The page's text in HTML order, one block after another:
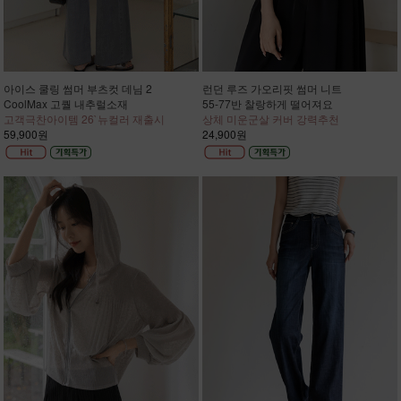
아이스 쿨링 썸머 부츠컷 데님 2
CoolMax 고퀄 내추럴소재
고객극찬아이템 26`뉴컬러 재출시
59,900원
런던 루즈 가오리핏 썸머 니트
55-77반 찰랑하게 떨어져요
상체 미운군살 커버 강력추천
24,900원